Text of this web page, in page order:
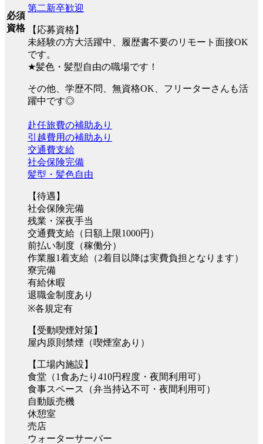
必須
資格
第二新卒歓迎
【応募資格】
未経験の方大活躍中、履歴書不要のリモート面接OK
です。
★髪色・髪型自由の職場です！
その他、学歴不問、無資格OK、フリーターさんも活
躍中です◎
赴任旅費の補助あり
引越費用の補助あり
交通費支給
社会保険完備
髪型・髪色自由
【待遇】
社会保険完備
残業・深夜手当
交通費支給（日額上限1000円）
前払い制度（稼働分）
作業服1着支給（2着目以降は実費負担となります）
寮完備
有給休暇
退職金制度あり
※各規定有
【受動喫煙対策】
屋内原則禁煙（喫煙室あり）
【工場内施設】
食堂（1食あたり410円程度・夜間利用可）
食事スペース（弁当持込不可・夜間利用可）
自動販売機
休憩室
売店
ウォーターサーバー